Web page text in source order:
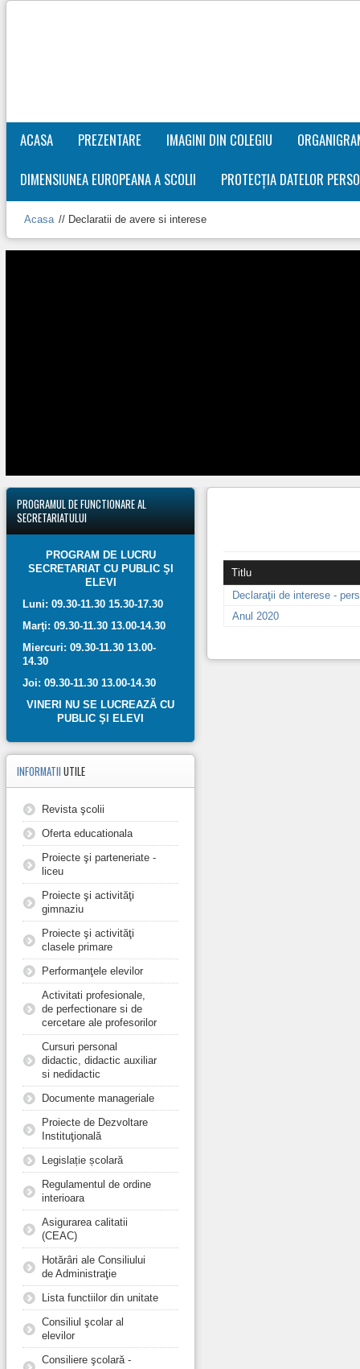
ACASA PREZENTARE IMAGINI DIN COLEGIU
DIMENSIUNEA EUROPEANA A SCOLII
PROTECȚIA DATELOR
Acasa // Declaratii de avere si interese
Titlu
Declaraţii de interese -
Anul 2020
PROGRAMULDE FUNCTIONARE AL
SECRETARIATULUI
PROGRAM DE LUCRU
SECRETARIAT CU PUBLIC ŞI
ELEVI
Luni: 09.30-11.30 15.30-17.30
Marţi: 09.30-11.30 13.00-14.30
Miercuri: 09.30-11.30 13.00-
14.30
Joi: 09.30-11.30 13.00-14.30
VINERI NU SE LUCREAZĂ CU
PUBLIC ŞI ELEVI
INFORMATII UTILE
Revista şcolii
Oferta educationala
Proiecte şi parteneriate -
liceu
Proiecte şi activităţi
gimnaziu
Proiecte şi activităţi
clasele primare
Performanţele elevilor
Activitati profesionale,
de perfectionare si de
cercetare ale profesorilor
Cursuri personal
didactic, didactic auxiliar
si nedidactic
Documente manageriale
Proiecte de Dezvoltare
Instituţională
Legislație școlară
Regulamentul de ordine
interioara
Asigurarea calitatii
(CEAC)
Hotărâri ale Consiliului
de Administraţie
Lista functiilor din unitate
Consiliul şcolar al
elevilor
Consiliere şcolară -